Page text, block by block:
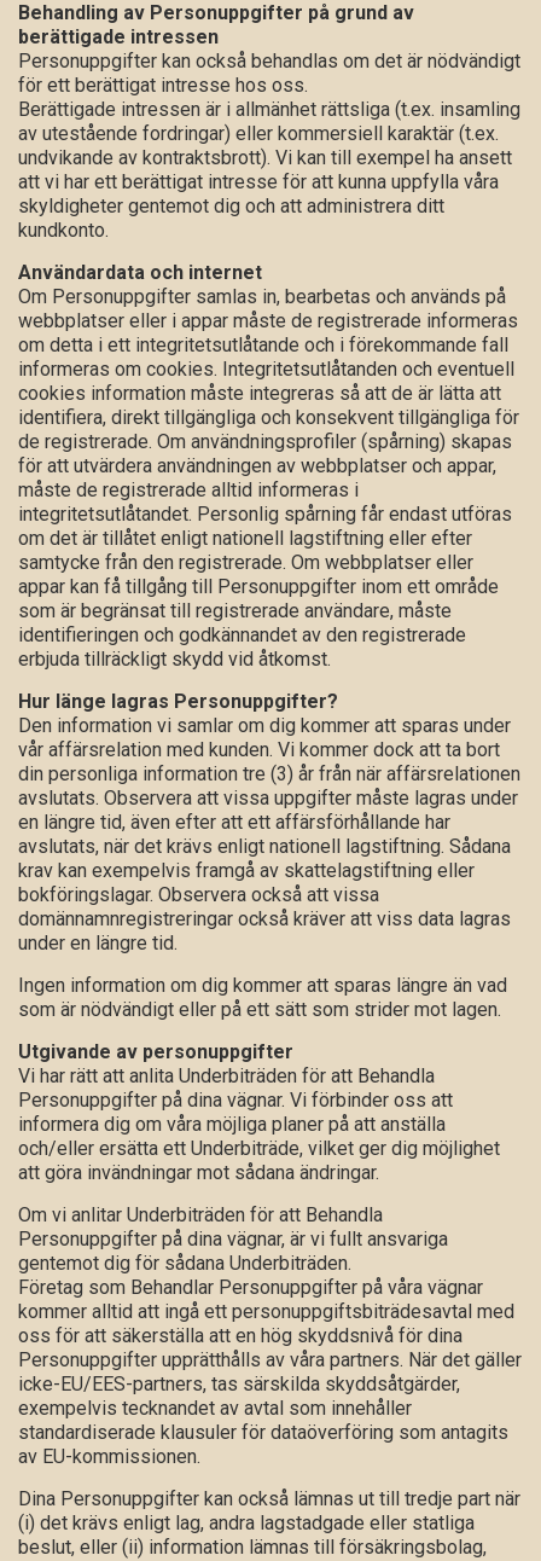
Behandling av Personuppgifter på grund av
berättigade intressen
Personuppgifter kan också behandlas om det är nödvändigt
för ett berättigat intresse hos oss.
Berättigade intressen är i allmänhet rättsliga (t.ex. insamling
av utestående fordringar) eller kommersiell karaktär (t.ex.
undvikande av kontraktsbrott). Vi kan till exempel ha ansett
att vi har ett berättigat intresse för att kunna uppfylla våra
skyldigheter gentemot dig och att administrera ditt
kundkonto.
Användardata och internet
Om Personuppgifter samlas in, bearbetas och används på
webbplatser eller i appar måste de registrerade informeras
om detta i ett integritetsutlåtande och i förekommande fall
informeras om cookies. Integritetsutlåtanden och eventuell
cookies information måste integreras så att de är lätta att
identifiera, direkt tillgängliga och konsekvent tillgängliga för
de registrerade. Om användningsprofiler (spårning) skapas
för att utvärdera användningen av webbplatser och appar,
måste de registrerade alltid informeras i
integritetsutlåtandet. Personlig spårning får endast utföras
om det är tillåtet enligt nationell lagstiftning eller efter
samtycke från den registrerade. Om webbplatser eller
appar kan få tillgång till Personuppgifter inom ett område
som är begränsat till registrerade användare, måste
identifieringen och godkännandet av den registrerade
erbjuda tillräckligt skydd vid åtkomst.
Hur länge lagras Personuppgifter?
Den information vi samlar om dig kommer att sparas under
vår affärsrelation med kunden. Vi kommer dock att ta bort
din personliga information tre (3) år från när affärsrelationen
avslutats. Observera att vissa uppgifter måste lagras under
en längre tid, även efter att ett affärsförhållande har
avslutats, när det krävs enligt nationell lagstiftning. Sådana
krav kan exempelvis framgå av skattelagstiftning eller
bokföringslagar. Observera också att vissa
domännamnregistreringar också kräver att viss data lagras
under en längre tid.
Ingen information om dig kommer att sparas längre än vad
som är nödvändigt eller på ett sätt som strider mot lagen.
Utgivande av personuppgifter
Vi har rätt att anlita Underbiträden för att Behandla
Personuppgifter på dina vägnar. Vi förbinder oss att
informera dig om våra möjliga planer på att anställa
och/eller ersätta ett Underbiträde, vilket ger dig möjlighet
att göra invändningar mot sådana ändringar.
Om vi anlitar Underbiträden för att Behandla
Personuppgifter på dina vägnar, är vi fullt ansvariga
gentemot dig för sådana Underbiträden.
Företag som Behandlar Personuppgifter på våra vägnar
kommer alltid att ingå ett personuppgiftsbiträdesavtal med
oss för att säkerställa att en hög skyddsnivå för dina
Personuppgifter upprätthålls av våra partners. När det gäller
icke-EU/EES-partners, tas särskilda skyddsåtgärder,
exempelvis tecknandet av avtal som innehåller
standardiserade klausuler för dataöverföring som antagits
av EU-kommissionen.
Dina Personuppgifter kan också lämnas ut till tredje part när
(i) det krävs enligt lag, andra lagstadgade eller statliga
beslut, eller (ii) information lämnas till försäkringsbolag,